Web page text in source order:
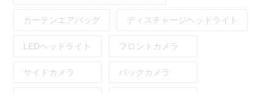
カーテンエアバッグ ディスチャージヘッドライト
LEDヘッドライト フロントカメラ
サイドカメラ バックカメラ